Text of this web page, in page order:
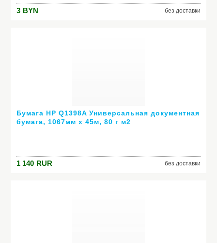
3 BYN без доставки
Бумага HP Q1398A Универсальная документная
бумага, 1067мм х 45м, 80 г м2
1 140 RUR без доставки